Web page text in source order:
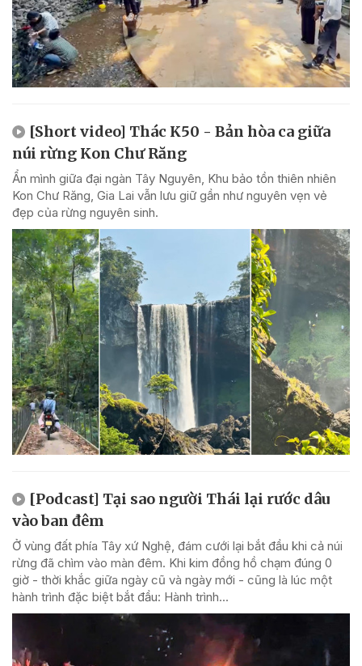
[Short video] Thác K50 - Bản hòa ca giữa
núi rừng Kon Chư Răng
Ẩn mình giữa đại ngàn Tây Nguyên, Khu bảo tồn thiên nhiên
Kon Chư Răng, Gia Lai vẫn lưu giữ gần như nguyên vẹn vẻ
đẹp của rừng nguyên sinh.
[Podcast] Tại sao người Thái lại rước dâu
vào ban đêm
Ở vùng đất phía Tây xứ Nghệ, đám cưới lại bắt đầu khi cả núi
rừng đã chìm vào màn đêm. Khi kim đồng hồ chạm đúng 0
giờ - thời khắc giữa ngày cũ và ngày mới - cũng là lúc một
hành trình đặc biệt bắt đầu: Hành trình...